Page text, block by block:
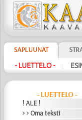
SAPLUUNAT
- LUETTELO - |
- LUETTELO -
! ALE !
> > Oma teksti